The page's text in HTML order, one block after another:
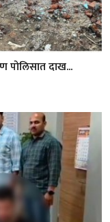
पोलिसात दाख...